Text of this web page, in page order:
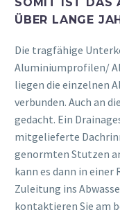
ÜBER LANGE
Die tragfähige
Aluminiumprofilen/
liegen die einzelnen
verbunden. Auch an
gedacht. Ein
mitgelieferte
genormten Stutzen
kann es dann in
Zuleitung ins
kontaktieren Sie am